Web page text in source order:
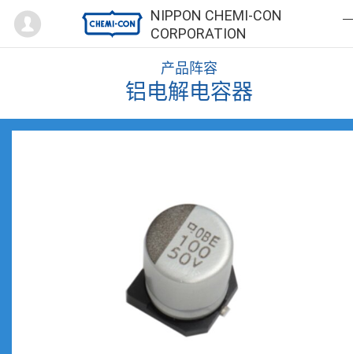
NIPPON CHEMI-CON
CORPORATION
Mypage
产品阵容
铝电解电容器